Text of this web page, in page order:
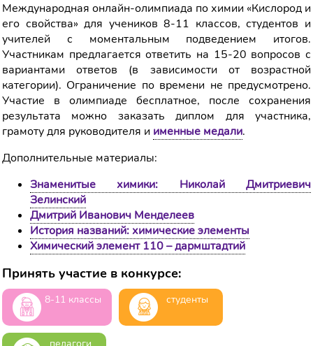
Международная онлайн-олимпиада по химии «Кислород и
его свойства» для учеников 8-11 классов, студентов и
учителей с моментальным подведением итогов.
Участникам предлагается ответить на 15-20 вопросов с
вариантами ответов (в зависимости от возрастной
категории). Ограничение по времени не предусмотрено.
Участие в олимпиаде бесплатное, после сохранения
результата можно заказать диплом для участника,
грамоту для руководителя и именные медали.
Дополнительные материалы:
Знаменитые химики: Николай Дмитриевич
Зелинский
Дмитрий Иванович Менделеев
История названий: химические элементы
Химический элемент 110 – дармштадтий
Принять участие в конкурсе:
8-11 классы студенты